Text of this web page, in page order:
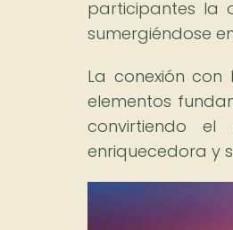
participantes la
sumergiéndose
La conexión
elementos
convirtiendo el
enriquecedora y